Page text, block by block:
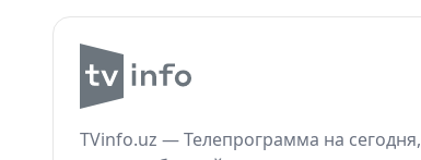
TVinfo.uz — Телепрограмма на сегодня,